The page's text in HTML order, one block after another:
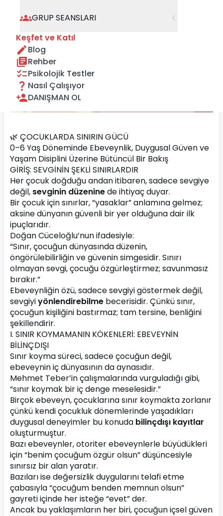
GRUP SEANSLARI
Keşfet ve Katıl
Blog
Rehber
Psikolojik Testler
Nasıl Çalışıyor
DANIŞMAN OL
🌿 ÇOCUKLARDA SINIRIN GÜCÜ
0–6 Yaş Döneminde Ebeveynlik, Duygusal Güven ve
Yaşam Disiplini Üzerine Bütüncül Bir Bakış
GİRİŞ: SEVGİNİN ŞEKLİ SINIRLARDIR
Her çocuk doğduğu andan itibaren, sadece sevgiye
değil, sevginin düzenine de ihtiyaç duyar.
Bir çocuk için sınırlar, “yasaklar” anlamına gelmez;
aksine dünyanın güvenli bir yer olduğuna dair ilk
ipuçlarıdır.
Doğan Cüceloğlu’nun ifadesiyle:
“Sınır, çocuğun dünyasında düzenin,
öngörülebilirliğin ve güvenin simgesidir. Sınırı
olmayan sevgi, çocuğu özgürleştirmez; savunmasız
bırakır.”
Ebeveynliğin özü, sadece sevgiyi göstermek değil,
sevgiyi yönlendirebilme becerisidir. Çünkü sınır,
çocuğun kişiliğini bastırmaz; tam tersine, benliğini
şekillendirir.
I. SINIR KOYMAMANIN KÖKENLERİ: EBEVEYNİN
BİLİNÇDIŞI
Sınır koyma süreci, sadece çocuğun değil,
ebeveynin iç dünyasının da aynasıdır.
Mehmet Teber’in çalışmalarında vurguladığı gibi,
“sınır koymak bir iç denge meselesidir.”
Birçok ebeveyn, çocuklarına sınır koymakta zorlanır
çünkü kendi çocukluk dönemlerinde yaşadıkları
duygusal deneyimler bu konuda bilinçdışı kayıtlar
oluşturmuştur.
Bazı ebeveynler, otoriter ebeveynlerle büyüdükleri
için “benim çocuğum özgür olsun” düşüncesiyle
sınırsız bir alan yaratır.
Bazıları ise değersizlik duygularını telafi etme
çabasıyla “çocuğum benden memnun olsun”
gayreti içinde her isteğe “evet” der.
Ancak bu yaklaşımların her biri, çocuğun içsel güven